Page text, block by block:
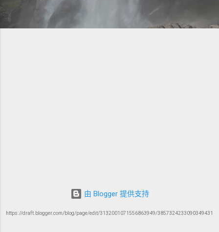
由 Blogger 提供支持
https://draft.blogger.com/blog/page/edit/3132001071556863949/3857324233090349431